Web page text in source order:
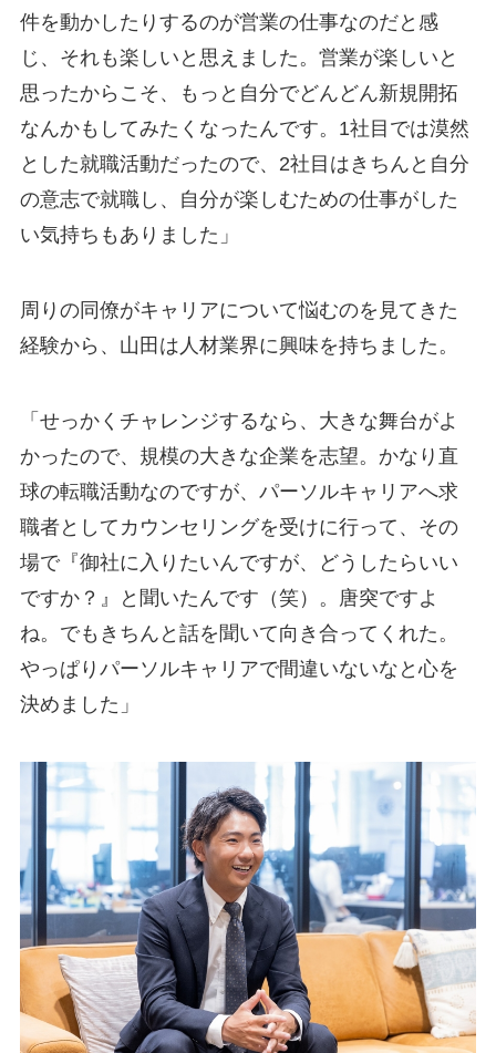
件を動かしたりするのが営業の仕事なのだと感
じ、それも楽しいと思えました。営業が楽しいと
思ったからこそ、もっと自分でどんどん新規開拓
なんかもしてみたくなったんです。1社目では漠然
とした就職活動だったので、2社目はきちんと自分
の意志で就職し、自分が楽しむための仕事がした
い気持ちもありました」
周りの同僚がキャリアについて悩むのを見てきた
経験から、山田は人材業界に興味を持ちました。
「せっかくチャレンジするなら、大きな舞台がよ
かったので、規模の大きな企業を志望。かなり直
球の転職活動なのですが、パーソルキャリアへ求
職者としてカウンセリングを受けに行って、その
場で『御社に入りたいんですが、どうしたらいい
ですか？』と聞いたんです（笑）。唐突ですよ
ね。でもきちんと話を聞いて向き合ってくれた。
やっぱりパーソルキャリアで間違いないなと心を
決めました」